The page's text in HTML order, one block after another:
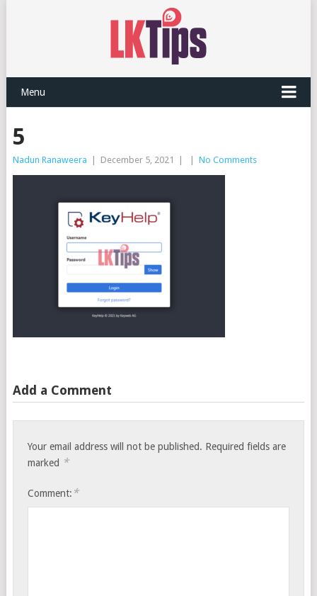
Menu
5
Nadun Ranaweera December 5, 2021 No Comments
Add a Comment
Your email address will not be published. Required fields are
marked *
Comment: *